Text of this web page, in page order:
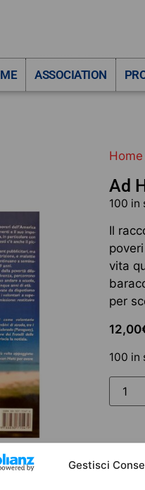
Gestisci
ASSOCIATION
Home
Ad
100 in
Il
vita
per
12,00
100 in